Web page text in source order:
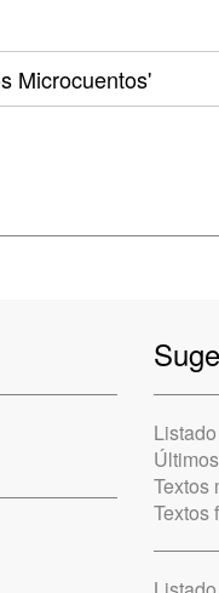
Microcuentos'
Textos
Textos